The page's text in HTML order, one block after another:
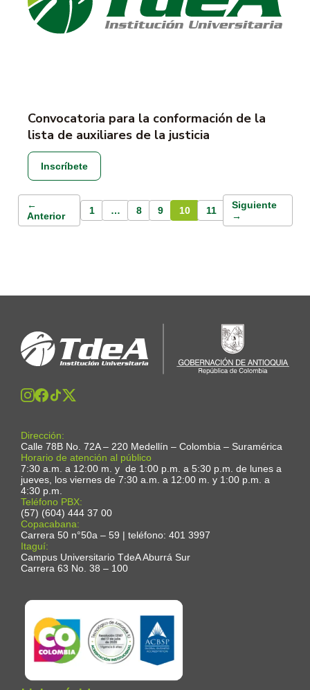
Convocatoria para la conformación de la
lista de auxiliares de la justicia
Inscríbete
←
Anterior
1 … 8 9 10 11
Siguiente
→
Dirección:
Calle 78B No. 72A – 220 Medellín – Colombia – Suramérica
Horario de atención al público
7:30 a.m. a 12:00 m. y de 1:00 p.m. a 5:30 p.m. de lunes a
jueves, los viernes de 7:30 a.m. a 12:00 m. y 1:00 p.m. a
4:30 p.m.
Teléfono PBX:
(57) (604) 444 37 00
Copacabana:
Carrera 50 n°50a – 59 | teléfono: 401 3997
Itaguí:
Campus Universitario TdeA Aburrá Sur
Carrera 63 No. 38 – 100